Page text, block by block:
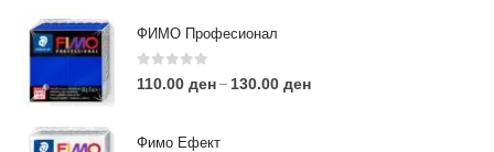
ФИМО Професионал
0out of 5
110.00 ден – 130.00 ден
Фимо Ефект